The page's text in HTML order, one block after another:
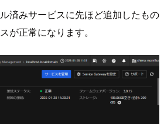
済みサービスに先ほど追加したもの
が正常になります。